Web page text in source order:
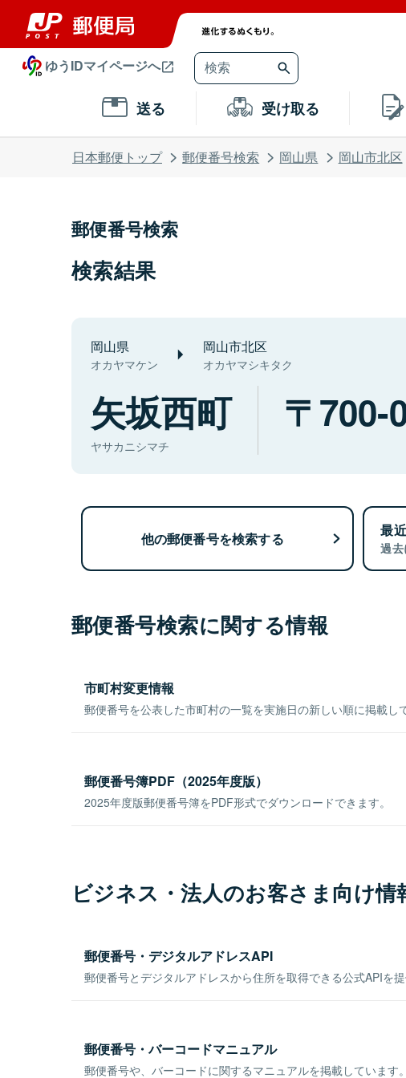
ゆうIDマイページへ
送る 受け取る
日本郵便トップ 郵便番号検索 岡山県 岡山市北区
郵便番号検索
検索結果
岡山県
オカヤマケン
岡山市北区
オカヤマシキタク
矢坂西町
ヤサカニシマチ
700-
他の郵便番号を検索する 最
過去
郵便番号検索に関する情報
市町村変更情報
郵便番号を公表した市町村の一覧を実施日の新しい順に掲載し
郵便番号簿PDF（2025年度版）
2025年度版郵便番号簿をPDF形式でダウンロードできます。
ビジネス・法人のお客さま向け情
郵便番号・デジタルアドレスAPI
郵便番号とデジタルアドレスから住所を取得できる公式APIを提
郵便番号・バーコードマニュアル
郵便番号や、バーコードに関するマニュアルを掲載しています。